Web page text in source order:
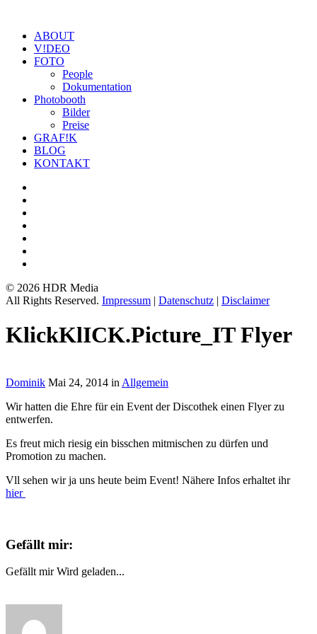
ABOUT
V!DEO
FOTO
People
Dokumentation
Photobooth
Bilder
Preise
GRAF!K
BLOG
KONTAKT
© 2026 HDR Media
All Rights Reserved. Impressum | Datenschutz | Disclaimer
KlickKlICK.Picture_IT Flyer
Dominik Mai 24, 2014 in Allgemein
Wir hatten die Ehre für ein Event der Discothek einen Flyer zu
entwerfen.
Es freut mich riesig ein bisschen mitmischen zu dürfen und
Promotion zu machen.
Vll sehen wir ja uns heute beim Event! Nähere Infos erhaltet ihr
hier
Gefällt mir:
Gefällt mir Wird geladen...